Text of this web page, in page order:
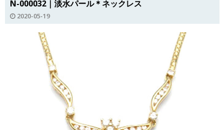
N-000032｜淡水パール＊ネックレス
2020-05-19